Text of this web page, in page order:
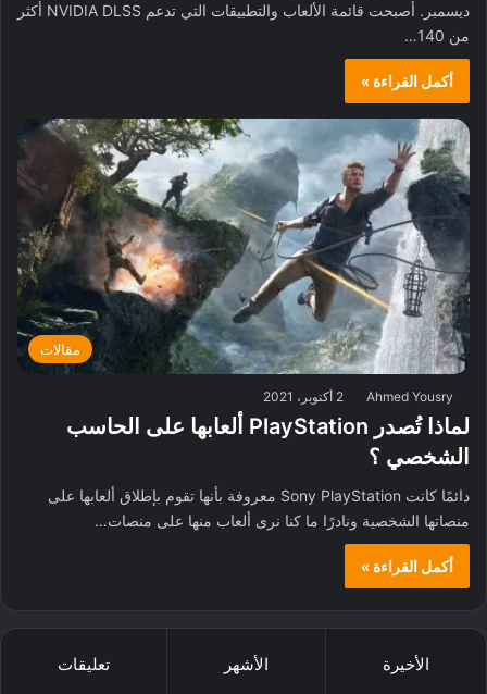
ديسمبر. أصبحت قائمة الألعاب والتطبيقات التي تدعم NVIDIA DLSS أكثر
من 140…
أكمل القراءة »
مقالات
Ahmed Yousry 2 أكتوبر، 2021
لماذا تُصدر PlayStation ألعابها على الحاسب
الشخصي ؟
دائمًا كانت Sony PlayStation معروفة بأنها تقوم بإطلاق ألعابها على
منصاتها الشخصية ونادرًا ما كنا نرى ألعاب منها على منصات…
أكمل القراءة »
الأخيرة الأشهر تعليقات